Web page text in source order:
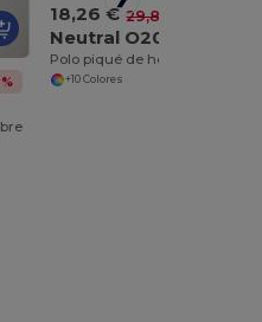
18,26 € 29,80 €
Neutral O20080
+10 Colores